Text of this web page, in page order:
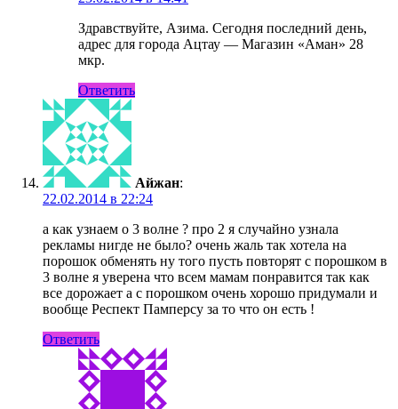
Здравствуйте, Азима. Сегодня последний день,
адрес для города Ацтау — Магазин «Аман» 28
мкр.
Ответить
Айжан:
22.02.2014 в 22:24
а как узнаем о 3 волне ? про 2 я случайно узнала
рекламы нигде не было? очень жаль так хотела на
порошок обменять ну того пусть повторят с порошком в
3 волне я уверена что всем мамам понравится так как
все дорожает а с порошком очень хорошо придумали и
вообще Респект Памперсу за то что он есть !
Ответить